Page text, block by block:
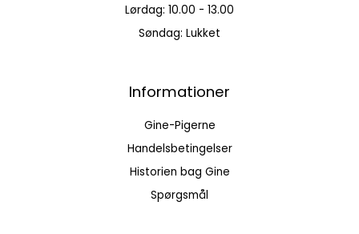
Lørdag: 10.00 - 13.00
Søndag: Lukket
Informationer
Gine-Pigerne
Handelsbetingelser
Historien bag Gine
Spørgsmål